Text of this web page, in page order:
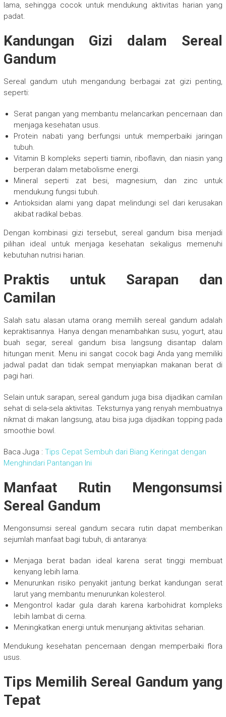
lama, sehingga cocok untuk mendukung aktivitas harian yang
padat.
Kandungan Gizi dalam Sereal
Gandum
Sereal gandum utuh mengandung berbagai zat gizi penting,
seperti:
Serat pangan yang membantu melancarkan pencernaan dan
menjaga kesehatan usus.
Protein nabati yang berfungsi untuk memperbaiki jaringan
tubuh.
Vitamin B kompleks seperti tiamin, riboflavin, dan niasin yang
berperan dalam metabolisme energi.
Mineral seperti zat besi, magnesium, dan zinc untuk
mendukung fungsi tubuh.
Antioksidan alami yang dapat melindungi sel dari kerusakan
akibat radikal bebas.
Dengan kombinasi gizi tersebut, sereal gandum bisa menjadi
pilihan ideal untuk menjaga kesehatan sekaligus memenuhi
kebutuhan nutrisi harian.
Praktis untuk Sarapan dan
Camilan
Salah satu alasan utama orang memilih sereal gandum adalah
kepraktisannya. Hanya dengan menambahkan susu, yogurt, atau
buah segar, sereal gandum bisa langsung disantap dalam
hitungan menit. Menu ini sangat cocok bagi Anda yang memiliki
jadwal padat dan tidak sempat menyiapkan makanan berat di
pagi hari.
Selain untuk sarapan, sereal gandum juga bisa dijadikan camilan
sehat di sela-sela aktivitas. Teksturnya yang renyah membuatnya
nikmat di makan langsung, atau bisa juga dijadikan topping pada
smoothie bowl.
Baca Juga : Tips Cepat Sembuh dari Biang Keringat dengan
Menghindari Pantangan Ini
Manfaat Rutin Mengonsumsi
Sereal Gandum
Mengonsumsi sereal gandum secara rutin dapat memberikan
sejumlah manfaat bagi tubuh, di antaranya:
Menjaga berat badan ideal karena serat tinggi membuat
kenyang lebih lama.
Menurunkan risiko penyakit jantung berkat kandungan serat
larut yang membantu menurunkan kolesterol.
Mengontrol kadar gula darah karena karbohidrat kompleks
lebih lambat di cerna.
Meningkatkan energi untuk menunjang aktivitas seharian.
Mendukung kesehatan pencernaan dengan memperbaiki flora
usus.
Tips Memilih Sereal Gandum yang
Tepat